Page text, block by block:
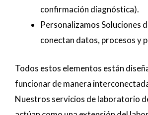
confirmación diagnóstica).
Personalizamos Soluciones
conectan datos, procesos y
Todos estos elementos están
funcionar de manera
Nuestros servicios de laboratorio